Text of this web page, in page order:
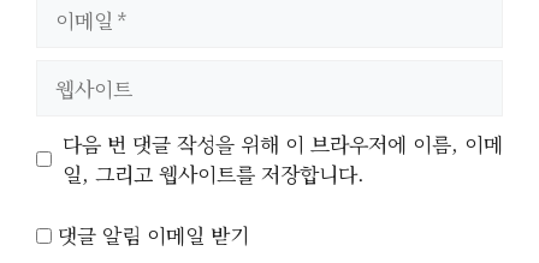
트
다음 번 댓글 작성을 위해 이 브라우저에 이름, 이메
일, 그리고 웹사이트를 저장합니다.
댓글 알림 이메일 받기